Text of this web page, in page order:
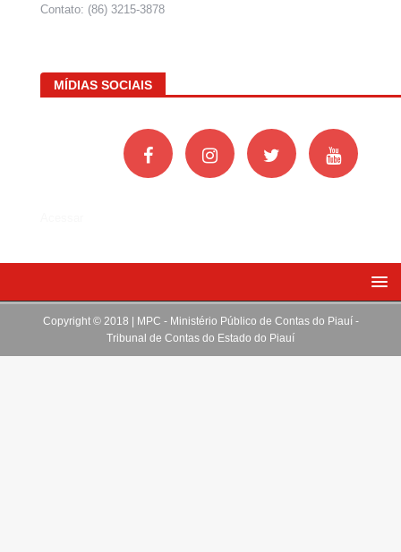
Contato: (86) 3215-3878
MÍDIAS SOCIAIS
Copyright © 2018 | MPC - Ministério Público de Contas do Piauí -
Tribunal de Contas do Estado do Piauí